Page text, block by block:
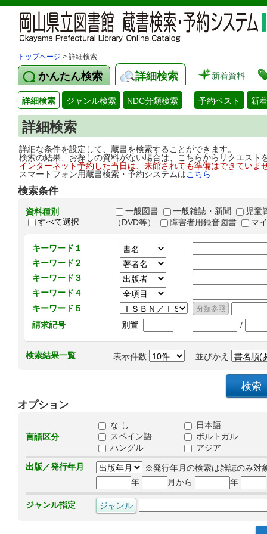
トップページ > 詳細検索
かんたん検索 詳細検索 新着資料
詳細検索 ジャンル検索 NDC分類検索 予約ベスト 新
詳細検索
詳細な条件を設定して、蔵書を検索することができます。
検索の結果、お探しの資料がない場合は、こちらからリクエス
インターネット予約した当日は、来館されても準備はできてい
スマートフォン用蔵書検索・予約システムはこちら
検索条件
資料種別
すべて選択
一般図書 一般雑誌・新聞
児童
（DVD等）
障害者用録音図書 マ
キーワード１
キーワード２
キーワード３
キーワード４
キーワード５
請求記号
別置 /
検索結果一覧 表示件数 並びかえ
オプション
言語区分
な し
日本語
スペイン語
ポルトガル
ハングル
アジア
出版／発行年月
※発行年月の検索は雑誌のみ対
年
月から 年
ジャンル指定